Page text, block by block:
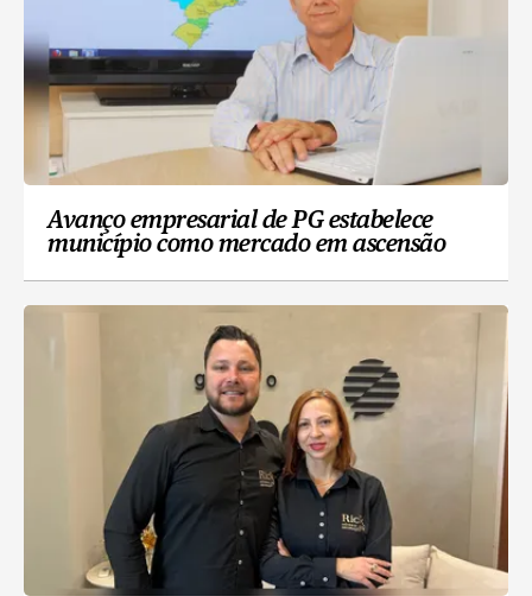
Avanço empresarial de PG estabelece
município como mercado em ascensão